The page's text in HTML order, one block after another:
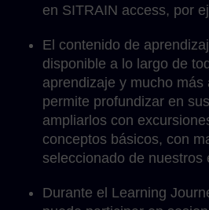
en SITRAIN access, por
El contenido de
disponible a lo largo de
aprendizaje y mucho más
permite profundizar en
ampliarlos con
conceptos básicos, con
seleccionado de nuestros
Durante el Learning